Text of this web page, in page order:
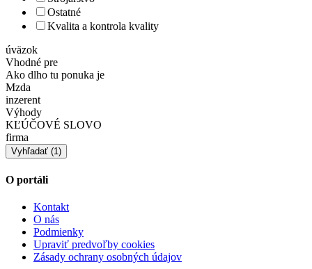
Ostatné
Kvalita a kontrola kvality
úväzok
Vhodné pre
Ako dlho tu ponuka je
Mzda
inzerent
Výhody
KĽÚČOVÉ SLOVO
firma
O portáli
Kontakt
O nás
Podmienky
Upraviť predvoľby cookies
Zásady ochrany osobných údajov